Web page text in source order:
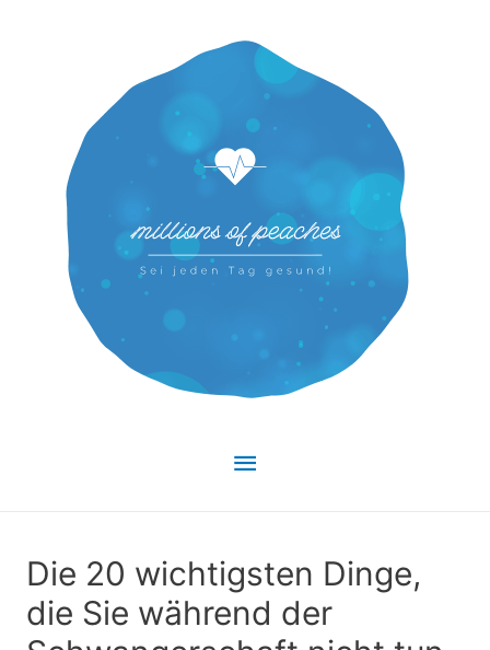
Hauptmenü
Die 20 wichtigsten Dinge,
die Sie während der